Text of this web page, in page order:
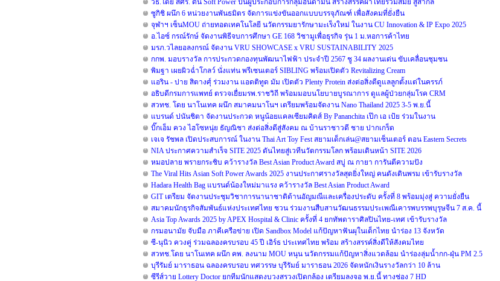
วธ.โดย สศร. ดัน Soft Power ปั้นผู้ประกอบการกลุ่มอันดามัน สร้างสรรค์ผ้าไทยร่วมสมัย สู่สากล
ซูกิชิ ผนึก 6 หน่วยงานพันธมิตร จัดการแข่งขันออกแบบบรรจุภัณฑ์ เพื่อสังคมที่ยั่งยืน
จุฬาฯ เซ็นMOU ถ่ายทอดเทคโนโลยี นวัตกรรมยารักษามะเร็งใหม่ ในงาน CU Innovation & IP Expo 2025
อ.ไอซ์ กรณ์รักษ์ จัดงานพิธีจบการศึกษา GE 168 วิชามูเพื่อธุรกิจ รุ่น 1 ม.หอการค้าไทย
มรภ.วไลยอลงกรณ์ จัดงาน VRU SHOWCASE x VRU SUSTAINABILITY 2025
กกพ. มอบรางวัล การประกวดกองทุนพัฒนาไฟฟ้า ประจำปี 2567 ชู 34 ผลงานเด่น ขับเคลื่อนชุมชน
พิมฐา เผยผิวฉ่ำโกลว์ นั่งแท่น พรีเซนเตอร์ SIBLING พร้อมเปิดตัว Revitalizing Cream
แอริน - ปาย สิตางศุ์ ร่วมงาน แอดติทูด มัม เปิดตัว Plenty Protein ส่งต่อสิ่งดีดูแลลูกตั้งแต่ในครรภ์
อธิบดีกรมการแพทย์ ตรวจเยื่ยมรพ.ราชวิถี พร้อมมอบนโยบายบูรณาการ ดูแลผู้ป่วยกลุ่มโรค CRM
สวทช. โดย นาโนเทค ผนึก สมาคมนาโนฯ เตรียมพร้อมจัดงาน Nano Thailand 2025 3-5 พ.ย.นี้
แบรนด์ ปนันชิตา จัดงานประกวด หนูน้อยแคลเซียมคิดส์ By Pananchita เป๊ก เอ เป้ย ร่วมในงาน
บิ๊กเอ็ม ควง ไฮโซหนุ่ย ธัญณิชา ส่งต่อสิ่งดีสู่สังคม ณ บ้านราชาวดี ชาย ปากเกร็ด
เจเจ รัชพล เปิดประสบการณ์ ในงาน Thai Art Toy Fest สยามเด็กเล่น@สยามเซ็นเตอร์ ตอน Eastern Secrets
NIA ประกาศความสำเร็จ SITE 2025 ดันไทยสู่เวทีนวัตกรรมโลก พร้อมเดินหน้า SITE 2026
หมอปลาย พรายกระชิบ คว้ารางวัล Best Asian Product Award สบู่ ณ กายา การันตีความปัง
The Viral Hits Asian Soft Power Awards 2025 งานประกาศรางวัลสุดยิ่งใหญ่ คนดังเดินพรม เข้ารับรางวัล
Hadara Health Bag แบรนด์น้องใหม่มาแรง คว้ารางวัล Best Asian Product Award
GIT เตรียม จัดงานประชุมวิชาการนานาชาติด้านอัญมณีและเครื่องประดับ ครั้งที่ 8 พร้อมมุ่งสู่ ความยั่งยืน
สมาคมนักธุรกิจสัมพันธ์แห่งประเทศไทย ชวน ร่วมงานสืบสานวัฒนธรรมประเพณีเคารพบรรพบุรุษจีน 7 ส.ค. นี้
Asia Top Awards 2025 by APEX Hospital & Clinic ครั้งที่ 4 ยกทัพดาราศิลปินไทย-เทศ เข้ารับรางวัล
กรมอนามัย จับมือ ภาคีเครือข่าย เปิด Sandbox Model แก้ปัญหาฟันผุในเด็กไทย นำร่อง 13 จังหวัด
ซี-นุนิว ควงคู่ ร่วมฉลองครบรอบ 45 ปี เอิร์ธ ประเทศไทย พร้อม สร้างสรรค์สิ่งดีให้สังคมไทย
สวทช.โดย นาโนเทค ผนึก คพ. ลงนาม MOU หนุน นวัตกรรมแก้ปัญหาสิ่งแวดล้อม นำร่องลุ่มน้ำกก-ฝุ่น PM 2.5
บุรีรัมย์ มาราธอน ฉลองครบรอบ ทศวรรษ บุรีรัมย์ มาราธอน 2026 จัดหนักเงินรางวัลกว่า 10 ล้าน
ซีรีส์วาย Lottery Doctor ยกทีมนักแสดงบวงสรวงเปิดกล้อง เตรียมลงจอ พ.ย.นี้ ทางช่อง 7 HD